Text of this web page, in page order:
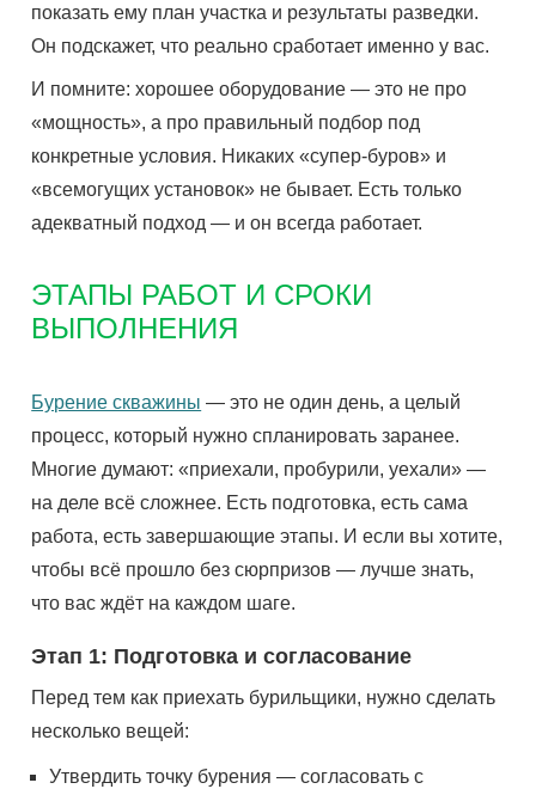
показать ему план участка и результаты разведки.
Он подскажет, что реально сработает именно у вас.
И помните: хорошее оборудование — это не про
«мощность», а про правильный подбор под
конкретные условия. Никаких «супер-буров» и
«всемогущих установок» не бывает. Есть только
адекватный подход — и он всегда работает.
ЭТАПЫ РАБОТ И СРОКИ
ВЫПОЛНЕНИЯ
Бурение скважины — это не один день, а целый
процесс, который нужно спланировать заранее.
Многие думают: «приехали, пробурили, уехали» —
на деле всё сложнее. Есть подготовка, есть сама
работа, есть завершающие этапы. И если вы хотите,
чтобы всё прошло без сюрпризов — лучше знать,
что вас ждёт на каждом шаге.
Этап 1: Подготовка и согласование
Перед тем как приехать бурильщики, нужно сделать
несколько вещей:
Утвердить точку бурения — согласовать с